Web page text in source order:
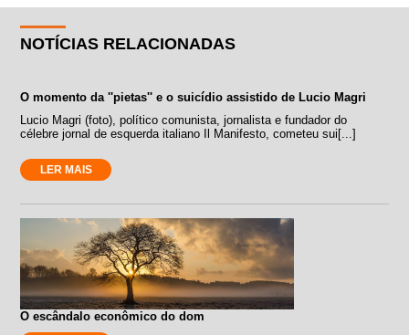
NOTÍCIAS RELACIONADAS
O momento da ''pietas'' e o suicídio assistido de Lucio Magri
Lucio Magri (foto), político comunista, jornalista e fundador do
célebre jornal de esquerda italiano Il Manifesto, cometeu sui[...]
LER MAIS
O escândalo econômico do dom